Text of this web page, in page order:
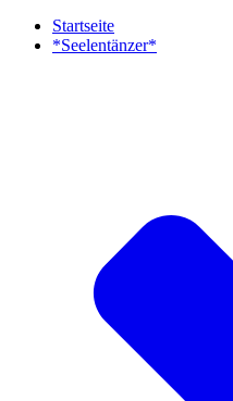
Startseite
*Seelentänzer*